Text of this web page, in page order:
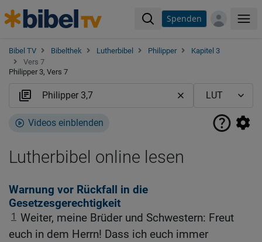
Spenden
Bibel TV Bibelthek Lutherbibel Philipper
Kapitel 3
Vers 7
Philipper 3, Vers 7
Videos einblenden
Lutherbibel online lesen
Warnung vor Rückfall in die
Gesetzesgerechtigkeit
1 Weiter, meine Brüder und Schwestern: Freut
euch in dem Herrn! Dass ich euch immer